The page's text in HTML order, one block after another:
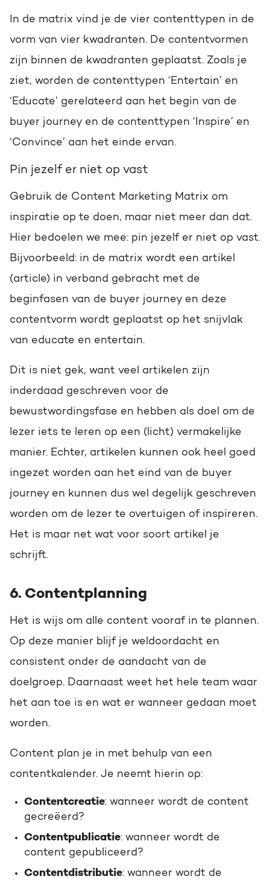
In de matrix vind je de vier contenttypen in de
vorm van vier kwadranten. De contentvormen
zijn binnen de kwadranten geplaatst. Zoals je
ziet, worden de contenttypen ‘Entertain’ en
‘Educate’ gerelateerd aan het begin van de
buyer journey en de contenttypen ‘Inspire’ en
‘Convince’ aan het einde ervan.
Pin jezelf er niet op vast
Gebruik de Content Marketing Matrix om
inspiratie op te doen, maar niet meer dan dat.
Hier bedoelen we mee: pin jezelf er niet op vast.
Bijvoorbeeld: in de matrix wordt een artikel
(article) in verband gebracht met de
beginfasen van de buyer journey en deze
contentvorm wordt geplaatst op het snijvlak
van educate en entertain.
Dit is niet gek, want veel artikelen zijn
inderdaad geschreven voor de
bewustwordingsfase en hebben als doel om de
lezer iets te leren op een (licht) vermakelijke
manier. Echter, artikelen kunnen ook heel goed
ingezet worden aan het eind van de buyer
journey en kunnen dus wel degelijk geschreven
worden om de lezer te overtuigen of inspireren.
Het is maar net wat voor soort artikel je
schrijft.
6. Contentplanning
Het is wijs om alle content vooraf in te plannen.
Op deze manier blijf je weldoordacht en
consistent onder de aandacht van de
doelgroep. Daarnaast weet het hele team waar
het aan toe is en wat er wanneer gedaan moet
worden.
Content plan je in met behulp van een
contentkalender. Je neemt hierin op:
Contentcreatie: wanneer wordt de content
gecreëerd?
Contentpublicatie: wanneer wordt de
content gepubliceerd?
Contentdistributie: wanneer wordt de